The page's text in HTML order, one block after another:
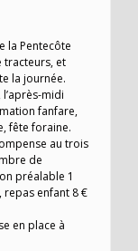
la Pentecôte
tracteurs, et
la journée.
midi
fanfare,
fête foraine.
au trois
de
préalable 1
enfant 8 €
en place à